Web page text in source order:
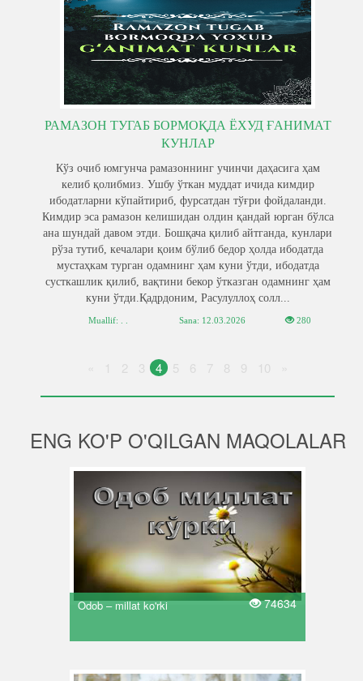
РАМАЗОН ТУГАБ БОРМОҚДА ЁХУД ҒАНИМАТ
КУНЛАР
Кўз очиб юмгунча рамазоннинг учинчи даҳасига ҳам
келиб қолибмиз. Ушбу ўткан муддат ичида кимдир
ибодатларни кўпайтириб, фурсатдан тўғри фойдаланди.
Кимдир эса рамазон келишидан олдин қандай юрган бўлса
ана шундай давом этди. Бошқача қилиб айтганда, кунлари
рўза тутиб, кечалари қоим бўлиб бедор ҳолда ибодатда
мустаҳкам турган одамнинг ҳам куни ўтди, ибодатда
сусткашлик қилиб, вақтини бекор ўтказган одамнинг ҳам
куни ўтди.Қадрдоним, Расулуллоҳ солл...
Muallif: . . Sana: 12.03.2026 280
1 2 3 4 5 6 7 8 9 10
ENG KO'P O'QILGAN MAQOLALAR
Odob – millat ko'rki 74634